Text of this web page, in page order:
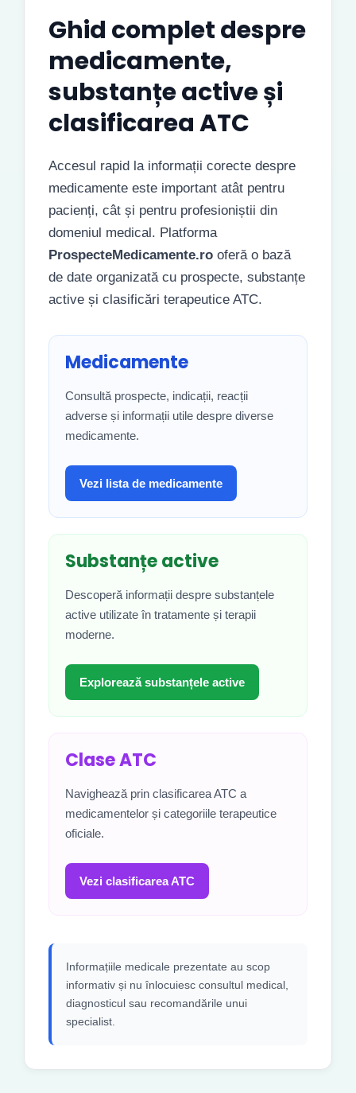
Ghid complet despre
medicamente,
substanțe active și
clasificarea ATC
Accesul rapid la informații corecte despre
medicamente este important atât pentru
pacienți, cât și pentru profesioniștii din
domeniul medical. Platforma
ProspecteMedicamente.ro oferă o bază
de date organizată cu prospecte, substanțe
active și clasificări terapeutice ATC.
Medicamente
Consultă prospecte, indicații, reacții
adverse și informații utile despre diverse
medicamente.
Vezi lista de medicamente
Substanțe active
Descoperă informații despre substanțele
active utilizate în tratamente și terapii
moderne.
Explorează substanțele active
Clase ATC
Navighează prin clasificarea ATC a
medicamentelor și categoriile terapeutice
oficiale.
Vezi clasificarea ATC
Informațiile medicale prezentate au scop
informativ și nu înlocuiesc consultul medical,
diagnosticul sau recomandările unui
specialist.